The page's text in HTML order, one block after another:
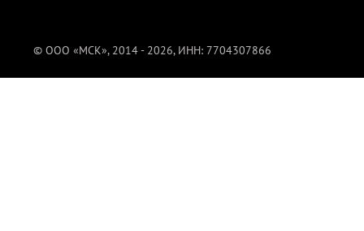
© ООО «МСК», 2014 - 2026, ИНН: 7704307866